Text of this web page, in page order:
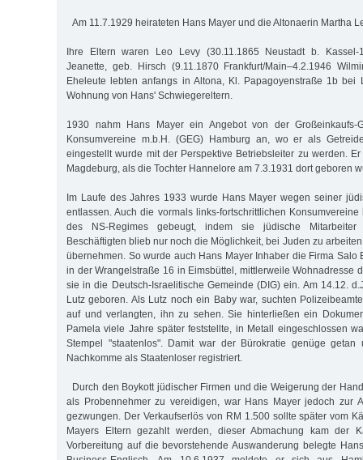
Am 11.7.1929 heirateten Hans Mayer und die Altonaerin Martha
Ihre Eltern waren Leo Levy (30.11.1865 Neustadt b. Kassel-
Jeanette, geb. Hirsch (9.11.1870 Frankfurt/Main–4.2.1946
Eheleute lebten anfangs in Altona, Kl. Papagoyenstraße 1b bei
Wohnung von Hans' Schwiegereltern.
1930 nahm Hans Mayer ein Angebot von der Großeinkaufs-
Konsumvereine m.b.H. (GEG) Hamburg an, wo er als
eingestellt wurde mit der Perspektive Betriebsleiter zu werden.
Magdeburg, als die Tochter Hannelore am 7.3.1931 dort geboren
Im Laufe des Jahres 1933 wurde Hans Mayer wegen seiner
entlassen. Auch die vormals links-fortschrittlichen
des NS-Regimes gebeugt, indem sie jüdische Mitarbeiter
Beschäftigten blieb nur noch die Möglichkeit, bei Juden zu
übernehmen. So wurde auch Hans Mayer Inhaber die Firma Salo
in der Wrangelstraße 16 in Eimsbüttel, mittlerweile Wohnadresse
sie in die Deutsch-Israelitische Gemeinde (DIG) ein. Am 14.12.
Lutz geboren. Als Lutz noch ein Baby war, suchten
auf und verlangten, ihn zu sehen. Sie hinterließen ein
Pamela viele Jahre später feststellte, in Metall eingeschlossen
Stempel "staatenlos". Damit war der Bürokratie genüge
Nachkomme als Staatenloser registriert.
Durch den Boykott jüdischer Firmen und die Weigerung der
als Probennehmer zu vereidigen, war Hans Mayer jedoch zur
gezwungen. Der Verkaufserlös von RM 1.500 sollte später vom
Mayers Eltern gezahlt werden, dieser Abmachung kam der
Vorbereitung auf die bevorstehende Auswanderung belegte